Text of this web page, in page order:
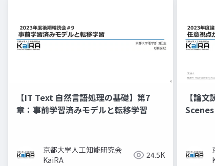
【IT Text 自然言語処理の基礎】第7
章：事前学習済みモデルと転移学習
京都大学人工知能研究会
KaiRA
24.5K
【論